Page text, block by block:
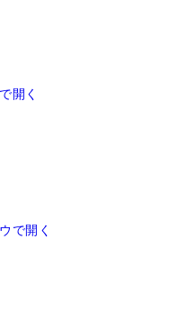
開く
で開く